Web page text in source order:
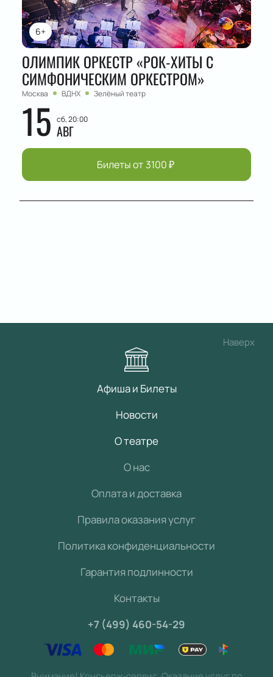
6+
ОЛИМПИК ОРКЕСТР «РОК-ХИТЫ С
СИМФОНИЧЕСКИМ ОРКЕСТРОМ»
Москва ВДНХ Зелёный театр
15 сб, 20:00
АВГ
Билеты от 3100₽
Наверх
Афиша и Билеты
Новости
О театре
О нас
Оплата и доставка
Правила оказания услуг
Политика конфиденциальности
Гарантия подлинности
Контакты
+7 (499) 460-54-29